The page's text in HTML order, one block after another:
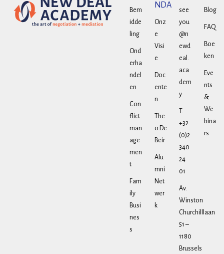
Bem
idde
ling
Ond
erha
ndel
en
Con
flict
man
age
men
t
Fam
ily
Busi
nes
s
NDA
Onz
e
Visi
e
Doc
ente
n
The
o De
Beir
Alu
mni
Net
wer
k
see
you
@n
ewd
eal.
aca
dem
y
T.
+32
(0)2
340
24
01
Av.
Winston
Churchilllaan
51 –
1180
Brussels
Blog
FAQ
Boe
ken
Eve
nts
&
We
bina
rs